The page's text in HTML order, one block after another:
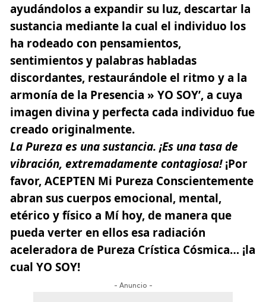
ayudándolos a expandir su luz, descartar la
sustancia mediante la cual el individuo los
ha rodeado con pensamientos,
sentimientos y palabras habladas
discordantes, restaurándole el ritmo y a la
armonía de la Presencia » YO SOY’,a cuya
imagen divina y perfecta cada individuo fue
creado originalmente.
La Pureza es una sustancia. ¡Es una tasa de
vibración, extremadamente contagiosa! ¡Por
favor, ACEPTEN Mi Pureza Conscientemente
abran sus cuerpos emocional, mental,
etérico y físico a Mí hoy, de manera que
pueda verter en ellos esa radiación
aceleradora de Pureza Crística Cósmica… ¡la
cual YO SOY!
- Anuncio -